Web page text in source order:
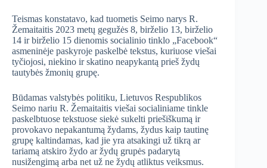
Teismas konstatavo, kad tuometis Seimo narys R.
Žemaitaitis 2023 metų gegužės 8, birželio 13, birželio
14 ir birželio 15 dienomis socialinio tinklo „Facebook“
asmeninėje paskyroje paskelbė tekstus, kuriuose viešai
tyčiojosi, niekino ir skatino neapykantą prieš žydų
tautybės žmonių grupę.
Būdamas valstybės politiku, Lietuvos Respublikos
Seimo nariu R. Žemaitaitis viešai socialiniame tinkle
paskelbtuose tekstuose siekė sukelti priešiškumą ir
provokavo nepakantumą žydams, žydus kaip tautinę
grupę kaltindamas, kad jie yra atsakingi už tikrą ar
tariamą atskiro žydo ar žydų grupės padarytą
nusižengimą arba net už ne žydų atliktus veiksmus.